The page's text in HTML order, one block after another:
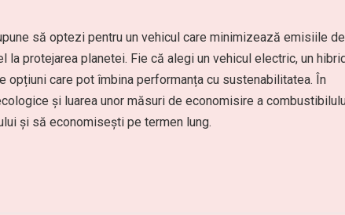
să optezi pentru un vehicul care minimizează emisiile de
protejarea planetei. Fie că alegi un vehicul electric, un
care pot îmbina performanța cu sustenabilitatea. În
și luarea unor măsuri de economisire a
și să economisești pe termen lung.